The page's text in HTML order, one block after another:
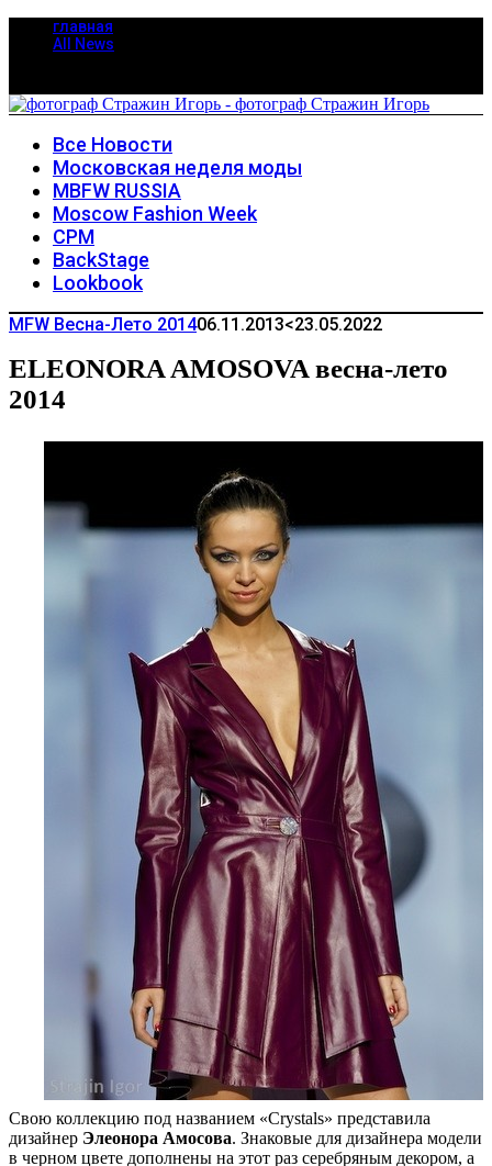
главная
All News
Все Новости
Московская неделя моды
MBFW RUSSIA
Moscow Fashion Week
CPM
BackStage
Lookbook
MFW Весна-Лето 201406.11.2013<23.05.2022
ELEONORA AMOSOVA весна-лето
2014
Свою коллекцию под названием «Crystals» представила
дизайнер Элеонора Амосова. Знаковые для дизайнера модели
в черном цвете дополнены на этот раз серебряным декором, а